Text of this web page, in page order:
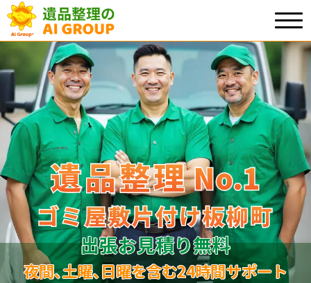
遺品整理No.1
ゴミ屋敷片付け板柳町
遺品整理No.1
ゴミ屋敷片付け板柳町
出張お見積り無料
夜間､土曜､日曜を含む24時間サポート